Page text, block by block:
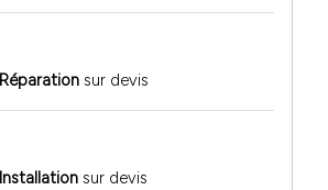
Réparationsur devis
Installation sur devis